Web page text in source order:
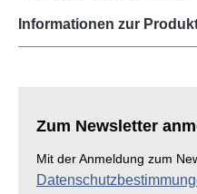
Informationen zur
Zum Newsletter
Mit der Anmeldung zum